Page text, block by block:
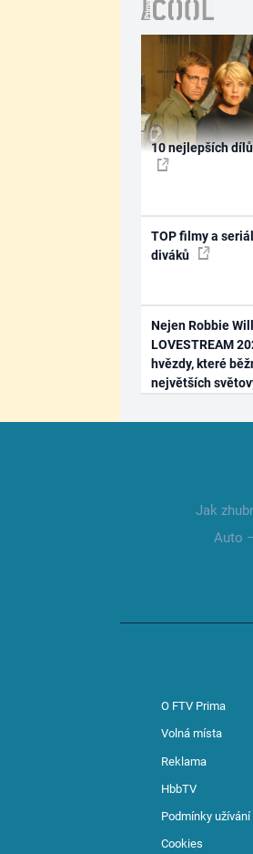
10 nejlepších
TOP filmy a
diváků
Nejen Robbie
LOVESTREAM
hvězdy, které
největších
Jak
Auto
O FTV Prima
Volná místa
Reklama
HbbTV
Podmínky užívání
Cookies